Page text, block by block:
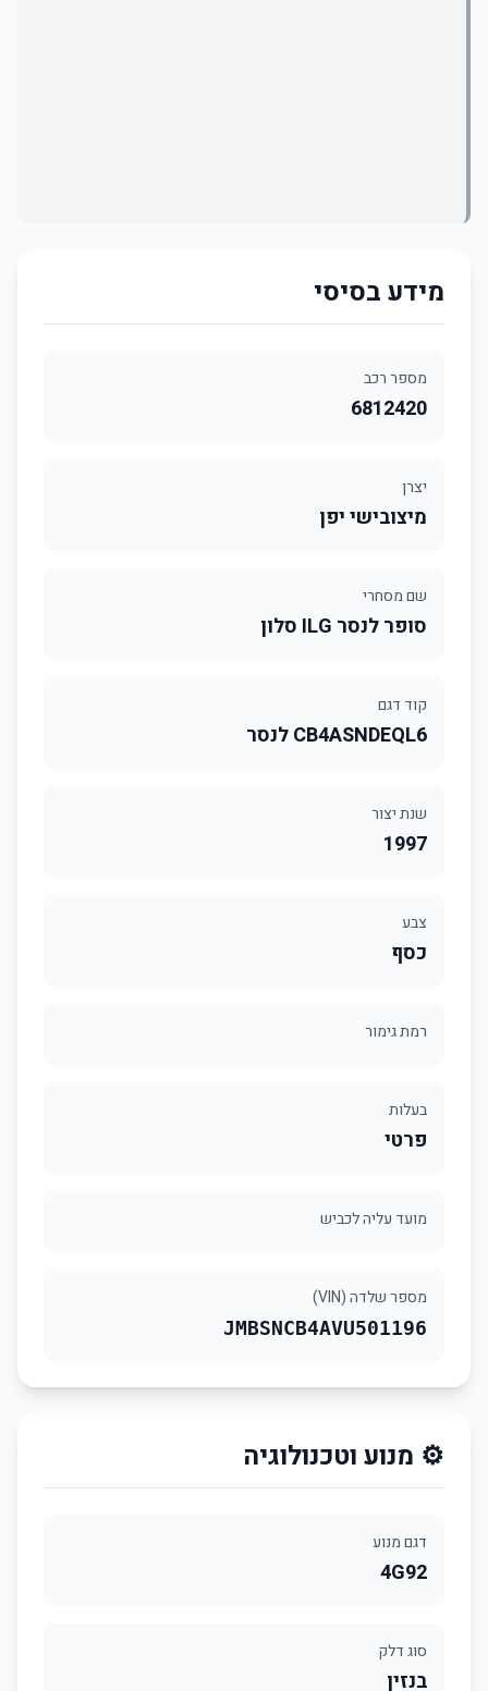
מידע בסיסי
מספר רכב
6812420
יצרן
מיצובישי יפן
שם מסחרי
סופר לנסר ILG סלון
קוד דגם
CB4ASNDEQL6 לנסר
שנת יצור
1997
צבע
כסף
רמת גימור
בעלות
פרטי
מועד עליה לכביש
מספר שלדה (VIN)
JMBSNCB4AVU501196
⚙️ מנוע וטכנולוגיה
דגם מנוע
4G92
סוג דלק
בנזין